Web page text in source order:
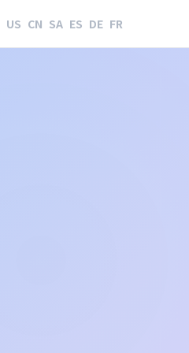
US CN SA ES DE FR